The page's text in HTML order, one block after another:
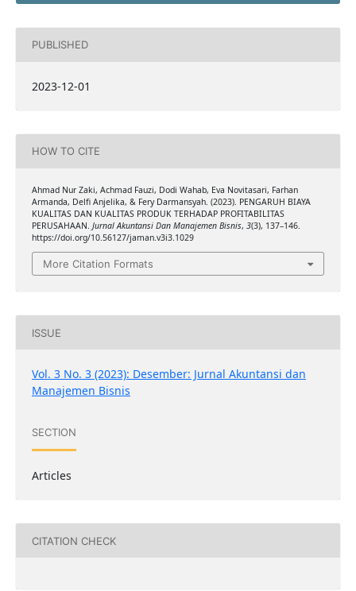
PUBLISHED
2023-12-01
HOW TO CITE
Ahmad Nur Zaki, Achmad Fauzi, Dodi Wahab, Eva Novitasari, Farhan
Armanda, Delfi Anjelika, & Fery Darmansyah. (2023). PENGARUH BIAYA
KUALITAS DAN KUALITAS PRODUK TERHADAP PROFITABILITAS
PERUSAHAAN. Jurnal Akuntansi Dan Manajemen Bisnis, 3(3), 137–146.
https://doi.org/10.56127/jaman.v3i3.1029
More Citation Formats
ISSUE
Vol. 3 No. 3 (2023): Desember: Jurnal Akuntansi dan
Manajemen Bisnis
SECTION
Articles
CITATION CHECK